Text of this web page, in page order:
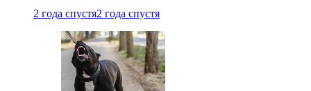
2 года спустя2 года спустя